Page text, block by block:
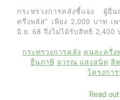
กระทรวงการคลังชี้แจง ผู้ยื่
ครึ่งพลัส” เพียง 2,000 บาท เ
มิ.ย. 68 จึงไม่ได้รับสิทธิ 2,400
กระทรวงการคลัง คนละครึ่ง
ยื่นภาษี ลวรณ แสงสนิท สิ
โครงการ
Read